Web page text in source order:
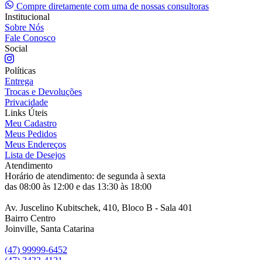
Compre diretamente com uma de nossas consultoras
Institucional
Sobre Nós
Fale Conosco
Social
Políticas
Entrega
Trocas e Devoluções
Privacidade
Links Úteis
Meu Cadastro
Meus Pedidos
Meus Endereços
Lista de Desejos
Atendimento
Horário de atendimento: de segunda à sexta
das 08:00 às 12:00 e das 13:30 às 18:00
Av. Juscelino Kubitschek, 410, Bloco B - Sala 401
Bairro Centro
Joinville, Santa Catarina
(47) 99999-6452